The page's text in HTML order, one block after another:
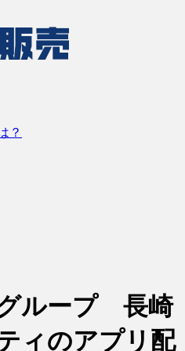
？
ループ 長崎
ィのアプリ配